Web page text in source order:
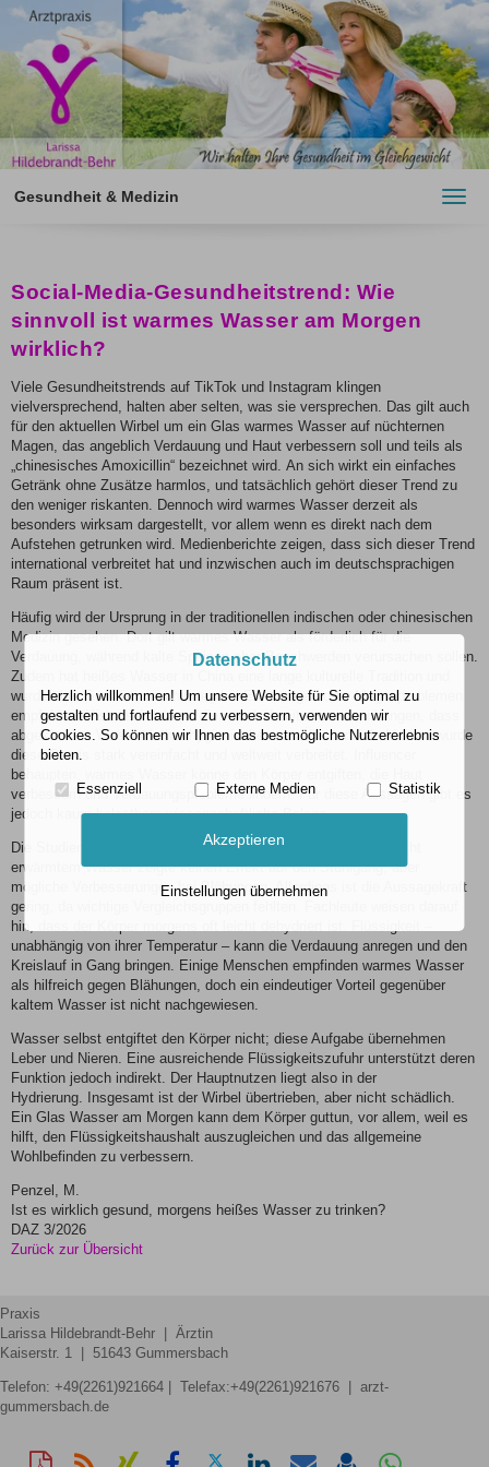
Gesundheit & Medizin
Social-Media-Gesundheitstrend: Wie
sinnvoll ist warmes Wasser am Morgen
wirklich?
Viele Gesundheitstrends auf TikTok und Instagram klingen
vielversprechend, halten aber selten, was sie versprechen. Das gilt auch
für den aktuellen Wirbel um ein Glas warmes Wasser auf nüchternen
Magen, das angeblich Verdauung und Haut verbessern soll und teils als
„chinesisches Amoxicillin“ bezeichnet wird. An sich wirkt ein einfaches
Getränk ohne Zusätze harmlos, und tatsächlich gehört dieser Trend zu
den weniger riskanten. Dennoch wird warmes Wasser derzeit als
besonders wirksam dargestellt, vor allem wenn es direkt nach dem
Aufstehen getrunken wird. Medienberichte zeigen, dass sich dieser Trend
international verbreitet hat und inzwischen auch im deutschsprachigen
Raum präsent ist.
Häufig wird der Ursprung in der traditionellen indischen oder chinesischen
Medizin gesehen. Dort gilt warmes Wasser als förderlich für die
Verdauung, während kalte Speisen eher Beschwerden verursachen sollen.
Zudem hat heißes Wasser in China eine lange kulturelle Tradition und
wurde über Generationen hinweg bei Erkältungen oder Magenproblemen
empfohlen. Historisch könnte dies auch damit zusammenhängen, dass
abgekochtes Wasser früher hygienischer war. Über soziale Medien wurde
diese Praxis stark vereinfacht und weltweit verbreitet. Influencer
behaupten, warmes Wasser könne den Körper entgiften, die Haut
verbessern und Verdauungsprobleme lindern. Für diese Aussagen gibt es
jedoch kaum belastbare wissenschaftliche Belege.
Die Studienlage ist begrenzt. Eine kleine Untersuchung mit leicht
erwärmtem Wasser zeigte keinen Effekt auf den Stuhlgang, aber
mögliche Verbesserungen bei Blähungen. Allerdings ist die Aussagekraft
gering, da wichtige Vergleichsgruppen fehlten. Fachleute weisen darauf
hin, dass der Körper morgens oft leicht dehydriert ist. Flüssigkeit –
unabhängig von ihrer Temperatur – kann die Verdauung anregen und den
Kreislauf in Gang bringen. Einige Menschen empfinden warmes Wasser
als hilfreich gegen Blähungen, doch ein eindeutiger Vorteil gegenüber
kaltem Wasser ist nicht nachgewiesen.
Wasser selbst entgiftet den Körper nicht; diese Aufgabe übernehmen
Leber und Nieren. Eine ausreichende Flüssigkeitszufuhr unterstützt deren
Funktion jedoch indirekt. Der Hauptnutzen liegt also in der
Hydrierung. Insgesamt ist der Wirbel übertrieben, aber nicht schädlich.
Ein Glas Wasser am Morgen kann dem Körper guttun, vor allem, weil es
hilft, den Flüssigkeitshaushalt auszugleichen und das allgemeine
Wohlbefinden zu verbessern.
Penzel, M.
Ist es wirklich gesund, morgens heißes Wasser zu trinken?
DAZ 3/2026
Zurück zur Übersicht
Praxis
Larissa Hildebrandt-Behr | Ärztin
Kaiserstr. 1 | 51643 Gummersbach
Telefon: +49(2261)921664
| Telefax:+49(2261)921676 | arzt-
gummersbach.de
Diese RSS- Auf Auf Auf Auf Per vCard
Datenschutz
Herzlich willkommen! Um unsere Website für Sie optimal zu
gestalten und fortlaufend zu verbessern, verwenden wir
Cookies. So können wir Ihnen das bestmögliche Nutzererlebnis
bieten.
Essenziell Externe Medien Statistik
Akzeptieren
Einstellungen übernehmen